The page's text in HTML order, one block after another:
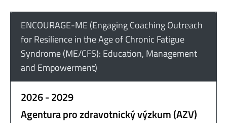
ENCOURAGE-ME (Engaging Coaching Outreach
for Resilience in the Age of Chronic Fatigue
Syndrome (ME/CFS): Education, Management
and Empowerment)
2026 - 2029
Agentura pro zdravotnický výzkum (AZV)